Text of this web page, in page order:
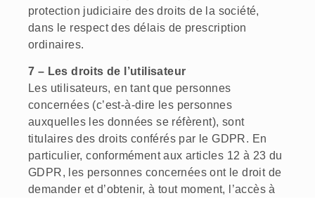
protection judiciaire des droits de la société,
dans le respect des délais de prescription
ordinaires.
7 – Les droits de l’utilisateur
Les utilisateurs, en tant que personnes
concernées (c’est-à-dire les personnes
auxquelles les données se réfèrent), sont
titulaires des droits conférés par le GDPR. En
particulier, conformément aux articles 12 à 23 du
GDPR, les personnes concernées ont le droit de
demander et d’obtenir, à tout moment, l’accès à